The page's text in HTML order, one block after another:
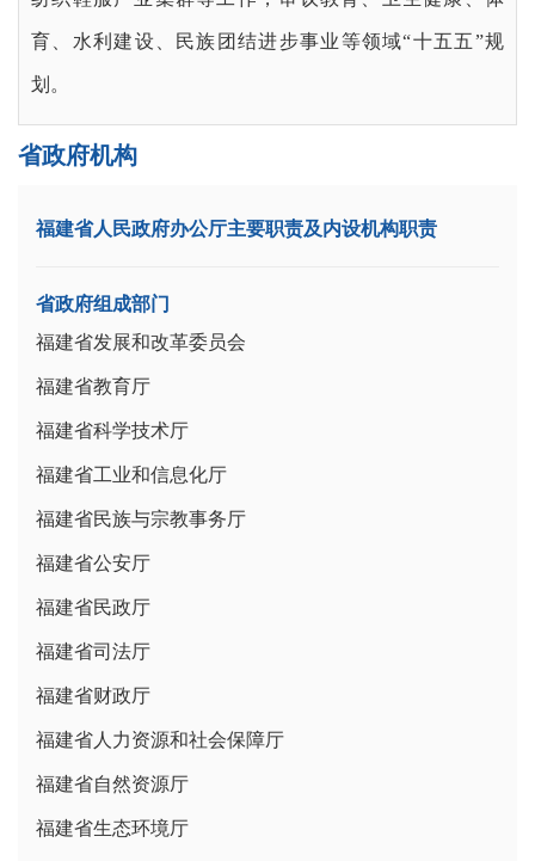
育、水利建设、民族团结进步事业等领域“十五五”规
划。
省政府机构
福建省人民政府办公厅主要职责及内设机构职责
省政府组成部门
福建省发展和改革委员会
福建省教育厅
福建省科学技术厅
福建省工业和信息化厅
福建省民族与宗教事务厅
福建省公安厅
福建省民政厅
福建省司法厅
福建省财政厅
福建省人力资源和社会保障厅
福建省自然资源厅
福建省生态环境厅